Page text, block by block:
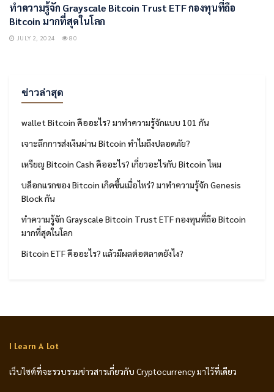
ทำความรู้จัก Grayscale Bitcoin Trust ETF กองทุนที่ถือ
Bitcoin มากที่สุดในโลก
JULY 2, 2024 80
ข่าวล่าสุด
wallet Bitcoin คืออะไร? มาทำความรู้จักแบบ 101 กัน
เจาะลึกการส่งเงินผ่าน Bitcoin ทำไมถึงปลอดภัย?
เหรียญ Bitcoin Cash คืออะไร? เกี่ยวอะไรกับ Bitcoin ไหม
บล็อกแรกของ Bitcoin เกิดขึ้นเมื่อไหร่? มาทำความรู้จัก Genesis
Block กัน
ทำความรู้จัก Grayscale Bitcoin Trust ETF กองทุนที่ถือ Bitcoin
มากที่สุดในโลก
Bitcoin ETF คืออะไร? แล้วมีผลต่อตลาดยังไง?
I Learn A Lot
เว็บไซต์ที่จะรวบรวมข่าวสารเกี่ยวกับ Cryptocurrency มาไว้ที่เดียว